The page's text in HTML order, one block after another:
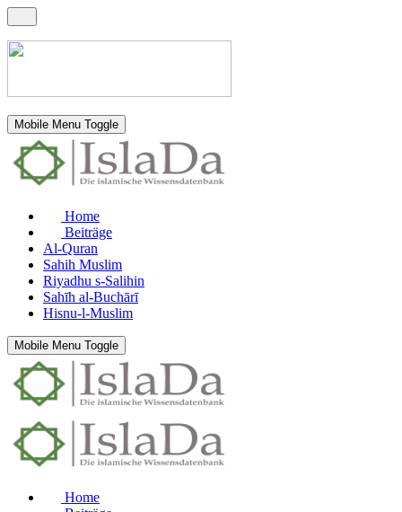
Mobile Menu Toggle
Home
Beiträge
Al-Quran
Sahih Muslim
Riyadhu s-Salihin
Sahīh al-Buchārī
Hisnu-l-Muslim
Mobile Menu Toggle
Home